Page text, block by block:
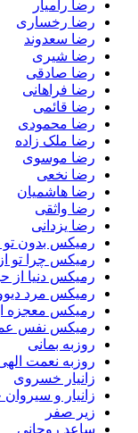
رضا رامیار
رضا رخساری
رضا سعدوند
رضا شیری
رضا صادقی
رضا فراهانی
رضا قائمی
رضا محمودی
رضا ملک زاده
رضا موسوی
رضا نخعی
رضا هاشمیان
رضا واثقی
رضا یزدانی
رمیکس بدون تو
رمیکس چرا تو
رمیکس دنیا از
رمیکس مرد
رمیکس معجزه
رمیکس نفس
روزبه بمانی
روزبه نعمت
زانیار خسروی
زانیار و
زیر صفر
ساعد روحانی